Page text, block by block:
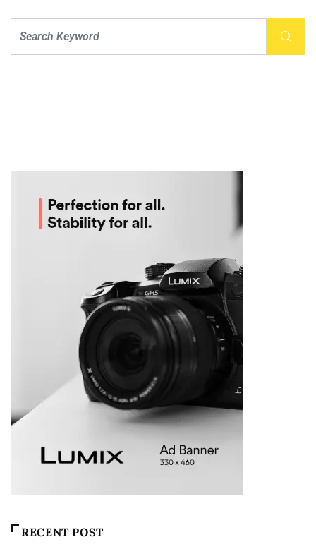
RECENT POST